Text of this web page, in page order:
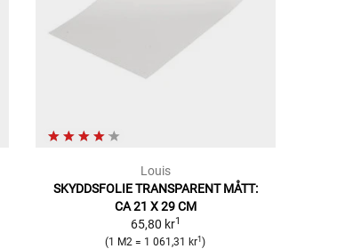
Louis
SKYDDSFOLIE TRANSPARENT MÅTT:
CA 21 X 29 CM
65,80 kr1
(1 M2 = 1 061,31 kr1)